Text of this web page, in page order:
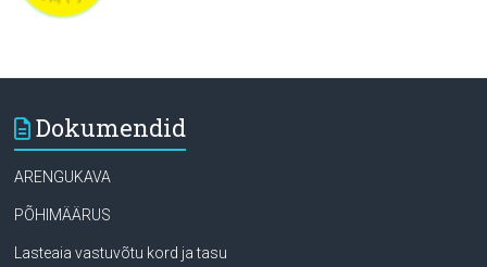
Dokumendid
ARENGUKAVA
PÕHIMÄÄRUS
Lasteaia vastuvõtu kord ja tasu